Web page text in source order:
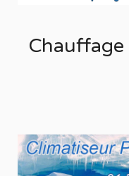
Chauffage